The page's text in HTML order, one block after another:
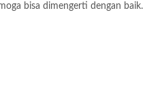
bisa dimengerti dengan baik.